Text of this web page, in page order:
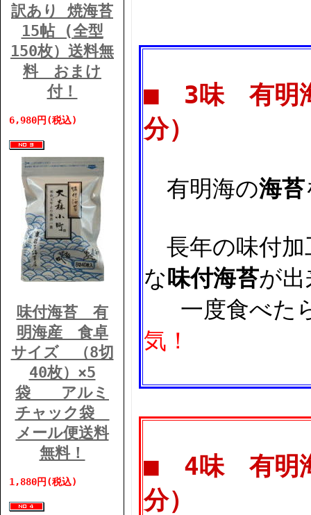
訳あり 焼海苔
15帖 (全型
150枚）送料無
料 おまけ
付！
6,980円(税込)
味付海苔 有
明海産 食卓
サイズ （8切
40枚）×5
袋 アルミ
チャック袋
メール便送料
無料！
1,880円(税込)
■ 3味 有明
分）
有明海の海苔
長年の味付加
な味付海苔が
一度食べた
気！
■ 4味 有明
分）